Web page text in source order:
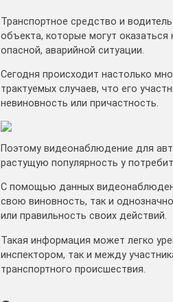
Транспортное средство и
объекта, которые могут оказаться
опасной, аварийной ситуации.
Сегодня происходит настолько
трактуемых случаев, что его
невиновность или причастность.
Поэтому видеонаблюдение для
растущую популярность у
С помощью данных
свою виновность, так и
или правильность своих действий.
Такая информация может легко
инспектором, так и между
транспортного происшествия.